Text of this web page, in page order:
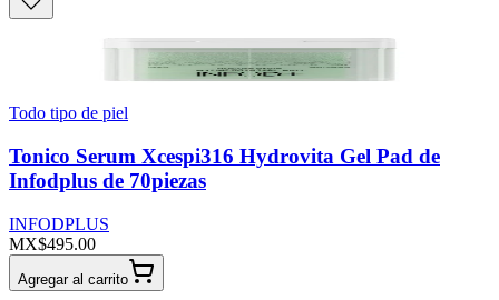
Todo tipo de piel
Tonico Serum Xcespi316 Hydrovita Gel Pad de
Infodplus de 70piezas
INFODPLUS
MX$495.00
Agregar al carrito